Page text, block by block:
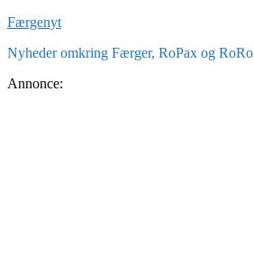
Skip
content
Færgenyt
Nyheder omkring Færger, RoPax og RoRo
Annonce: